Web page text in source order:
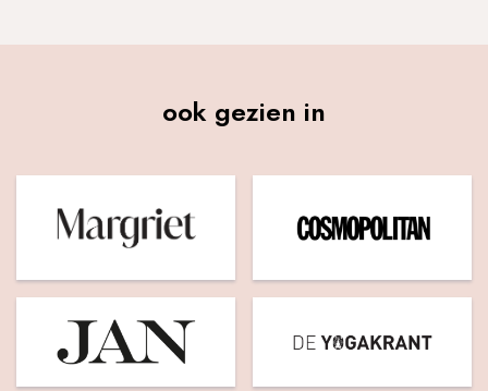
ook gezien in